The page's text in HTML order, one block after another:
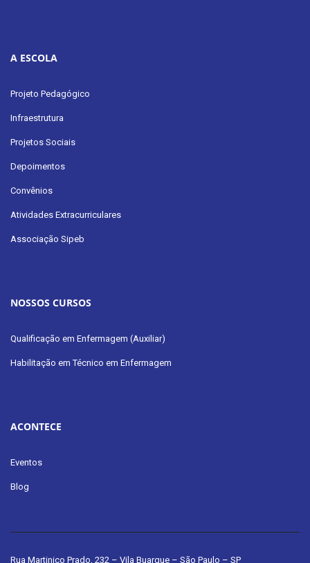
A ESCOLA
Projeto Pedagógico
Infraestrutura
Projetos Sociais
Depoimentos
Convênios
Atividades Extracurriculares
Associação Sipeb
NOSSOS CURSOS
Qualificação em Enfermagem (Auxiliar)
Habilitação em Técnico em Enfermagem
ACONTECE
Eventos
Blog
Rua Martinico Prado, 232 – Vila Buarque – São Paulo – SP